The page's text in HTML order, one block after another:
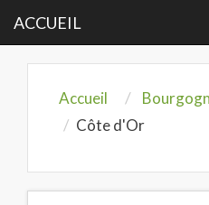
ACCUEIL
Accueil
Côte d'Or